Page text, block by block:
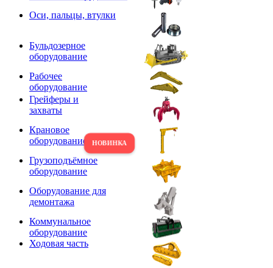
Оси, пальцы, втулки
Бульдозерное
оборудование
Рабочее
оборудование
Грейферы и
захваты
Крановое
оборудование
Грузоподъёмное
оборудование
Оборудование для
демонтажа
Коммунальное
оборудование
Ходовая часть